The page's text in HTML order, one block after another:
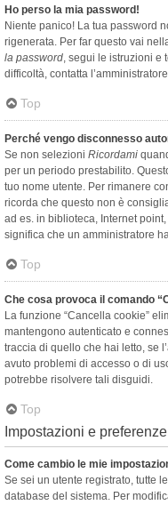
Ho perso la mia password!
Niente panico! La tua password
rigenerata. Per far questo vai
la password, segui le istruzioni e
difficoltà, contatta
Top
Perché vengo disconnesso
Se non selezioni Ricordami
per un periodo prestabilito.
tuo nome utente. Per rimanere
ricorda che questo non è
ad es. in biblioteca, Internet
significa che un amministratore
Top
Che cosa provoca il comando
La funzione “Cancella cookie”
mantengono autenticato e
traccia di quello che hai letto, se
avuto problemi di accesso o di
potrebbe risolvere tali disguidi.
Top
Impostazioni e
Come cambio le mie
Se sei un utente registrato, tutte
database del sistema. Per